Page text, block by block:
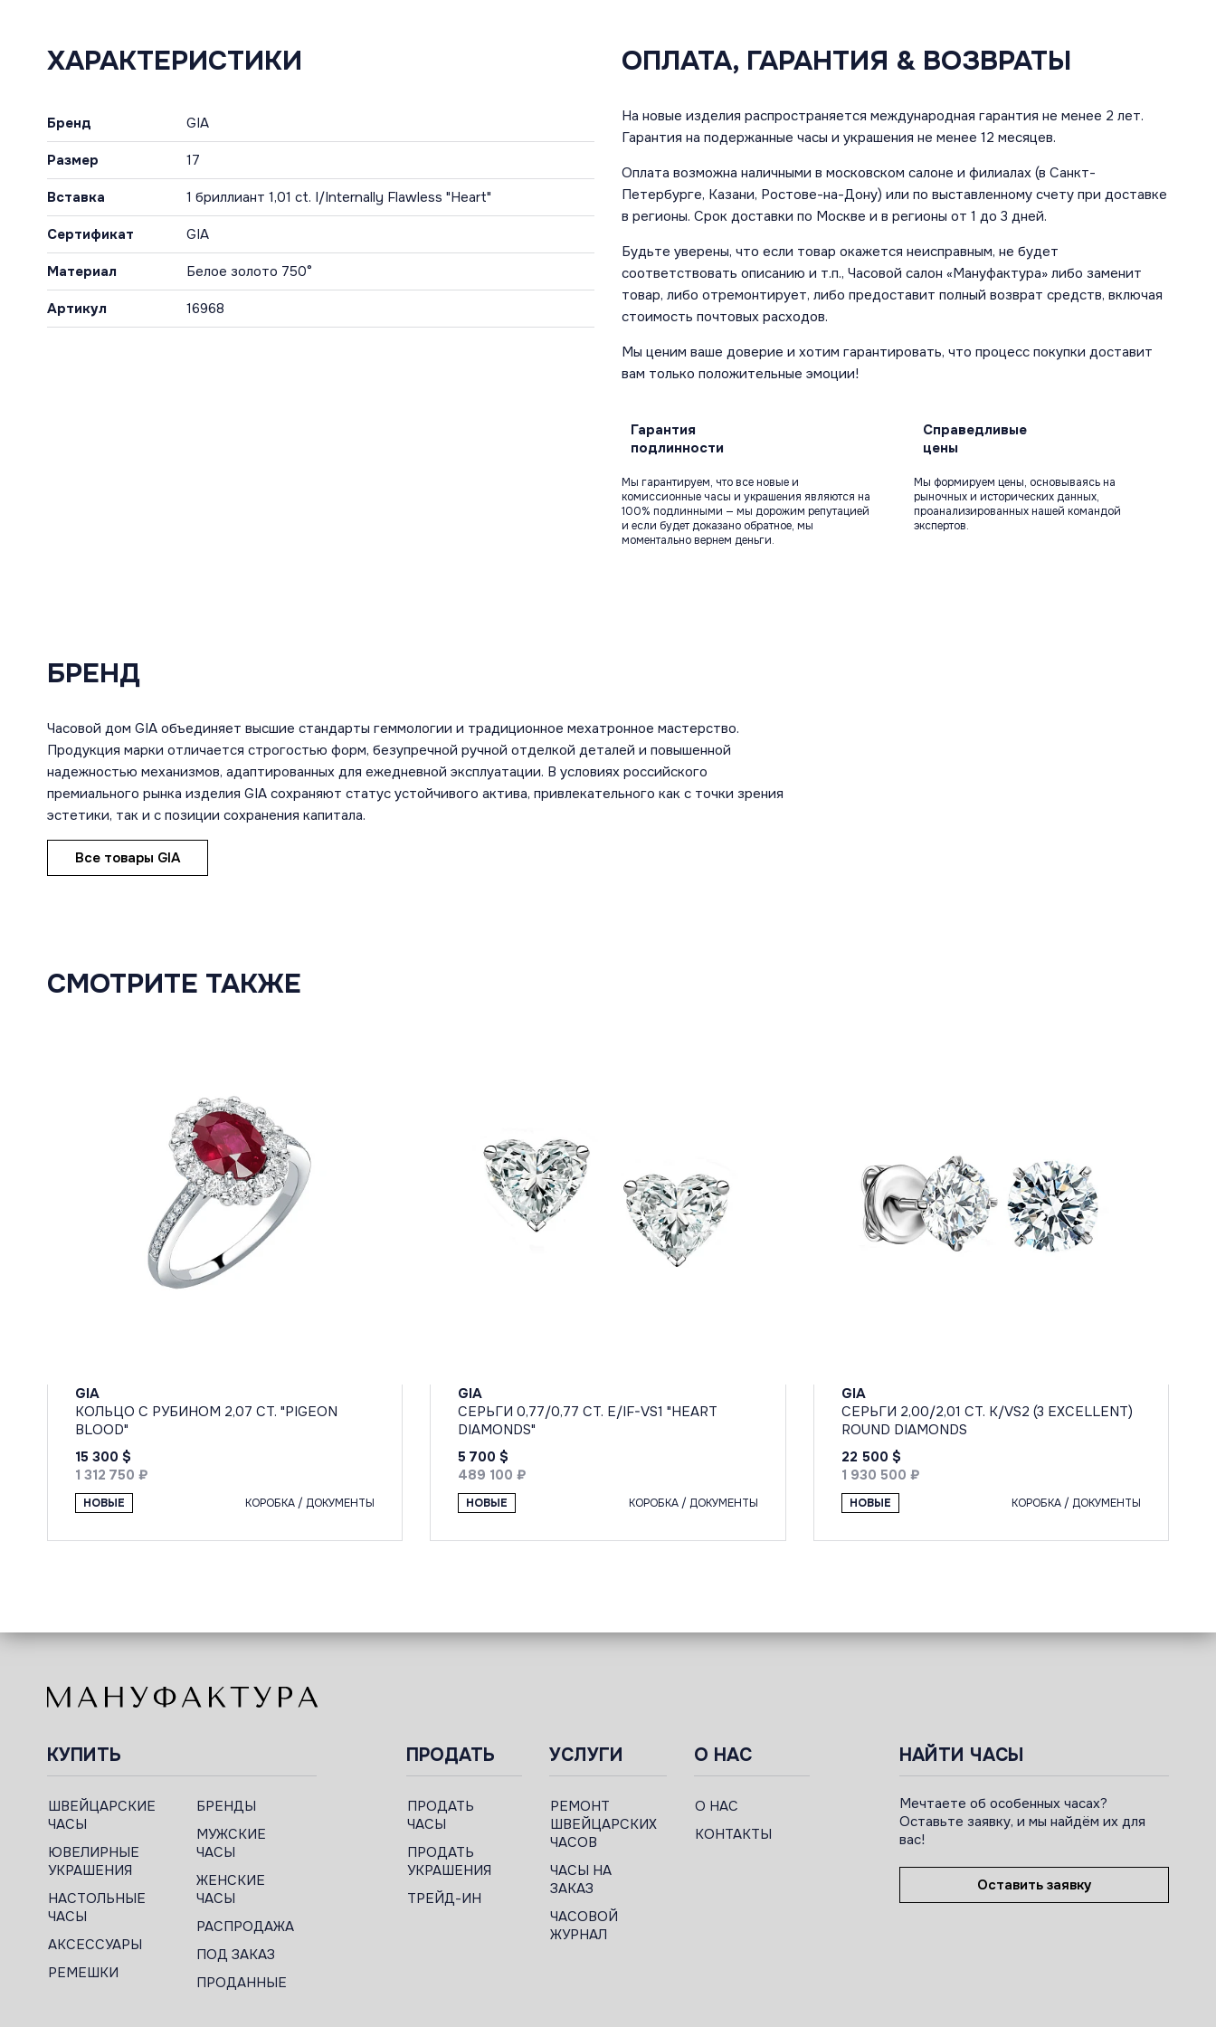
ХАРАКТЕРИСТИКИ
Бренд GIA
Размер 17
Вставка 1 бриллиант 1,01 ct. I/Internally Flawless "Heart"
Сертификат GIA
Материал Белое золото 750°
Артикул 16968
ОПЛАТА, ГАРАНТИЯ & ВОЗВРАТЫ
На новые изделия распространяется международная гарантия не менее 2 лет.
Гарантия на подержанные часы и украшения не менее 12 месяцев.
Оплата возможна наличными в московском салоне и филиалах (в Санкт-
Петербурге, Казани, Ростове-на-Дону) или по выставленному счету при доставке
в регионы. Срок доставки по Москве и в регионы от 1 до 3 дней.
Будьте уверены, что если товар окажется неисправным, не будет
соответствовать описанию и т.п., Часовой салон «Мануфактура» либо заменит
товар, либо отремонтирует, либо предоставит полный возврат средств, включая
стоимость почтовых расходов.
Мы ценим ваше доверие и хотим гарантировать, что процесс покупки доставит
вам только положительные эмоции!
Гарантия
подлинности
Мы гарантируем, что все новые и
комиссионные часы и украшения являются на
100% подлинными — мы дорожим репутацией
и если будет доказано обратное, мы
моментально вернем деньги.
Справедливые
цены
Мы формируем цены, основываясь на
рыночных и исторических данных,
проанализированных нашей командой
экспертов.
БРЕНД
Часовой дом GIA объединяет высшие стандарты геммологии и традиционное мехатронное мастерство.
Продукция марки отличается строгостью форм, безупречной ручной отделкой деталей и повышенной
надежностью механизмов, адаптированных для ежедневной эксплуатации. В условиях российского
премиального рынка изделия GIA сохраняют статус устойчивого актива, привлекательного как с точки зрения
эстетики, так и с позиции сохранения капитала.
Все товары GIA
СМОТРИТЕ ТАКЖЕ
GIA
КОЛЬЦО С РУБИНОМ 2,07 CT. "PIGEON
BLOOD"
15 300 $
1 312 750 ₽
НОВЫЕ КОРОБКА / ДОКУМЕНТЫ
GIA
СЕРЬГИ 0,77/0,77 CT. E/IF-VS1 "HEART
DIAMONDS"
5 700 $
489 100 ₽
НОВЫЕ КОРОБКА / ДОКУМЕНТЫ
GIA
СЕРЬГИ 2,00/2,01 CT. K/VS2 (3 EXCELLENT)
ROUND DIAMONDS
22 500 $
1 930 500 ₽
НОВЫЕ КОРОБКА / ДОКУМЕНТЫ
КУПИТЬ
ШВЕЙЦАРСКИЕ
ЧАСЫ
ЮВЕЛИРНЫЕ
УКРАШЕНИЯ
НАСТОЛЬНЫЕ
ЧАСЫ
АКСЕССУАРЫ
РЕМЕШКИ
БРЕНДЫ
МУЖСКИЕ
ЧАСЫ
ЖЕНСКИЕ
ЧАСЫ
РАСПРОДАЖА
ПОД ЗАКАЗ
ПРОДАННЫЕ
ПРОДАТЬ
ПРОДАТЬ
ЧАСЫ
ПРОДАТЬ
УКРАШЕНИЯ
ТРЕЙД-ИН
УСЛУГИ
РЕМОНТ
ШВЕЙЦАРСКИХ
ЧАСОВ
ЧАСЫ НА
ЗАКАЗ
ЧАСОВОЙ
ЖУРНАЛ
О НАС
О НАС
КОНТАКТЫ
НАЙТИ ЧАСЫ
Мечтаете об особенных часах?
Оставьте заявку, и мы найдём их для
вас!
Оставить заявку